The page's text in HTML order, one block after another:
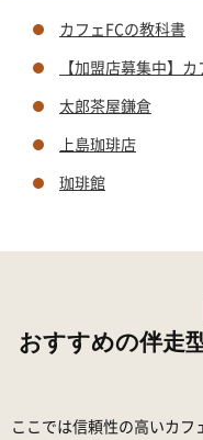
カフェFCの教科書
【加盟店募集中】
太郎茶屋鎌倉
上島珈琲店
珈琲館
おすすめの伴走
ここでは信頼性の高いカ